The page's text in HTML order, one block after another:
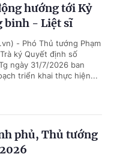
hướng tới Kỷ
binh - Liệt sĩ
- Phó Thủ tướng Phạm
ký Quyết định số
ngày 31/7/2026 ban
triển khai thực hiện...
phủ, Thủ tướng